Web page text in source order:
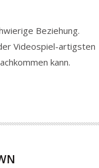
Beziehung.
Videospiel-artigsten
kann.